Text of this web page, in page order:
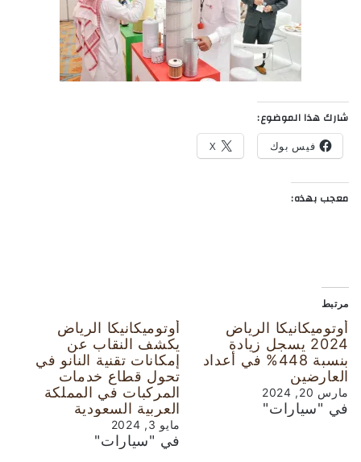
شارك هذا الموضوع:
فيس بوك X
معجب بهذه:
مرتبط
أوتوميكانيكا الرياض
2024 يسجل زيادة
بنسبة 448% في أعداد
العارضين
مارس 20, 2024
في "سيارات"
أوتوميكانيكا الرياض
يكشف النقاب عن
إمكانات تقنية النانو في
تحول قطاع خدمات
المركبات في المملكة
العربية السعودية
مايو 3, 2024
في "سيارات"